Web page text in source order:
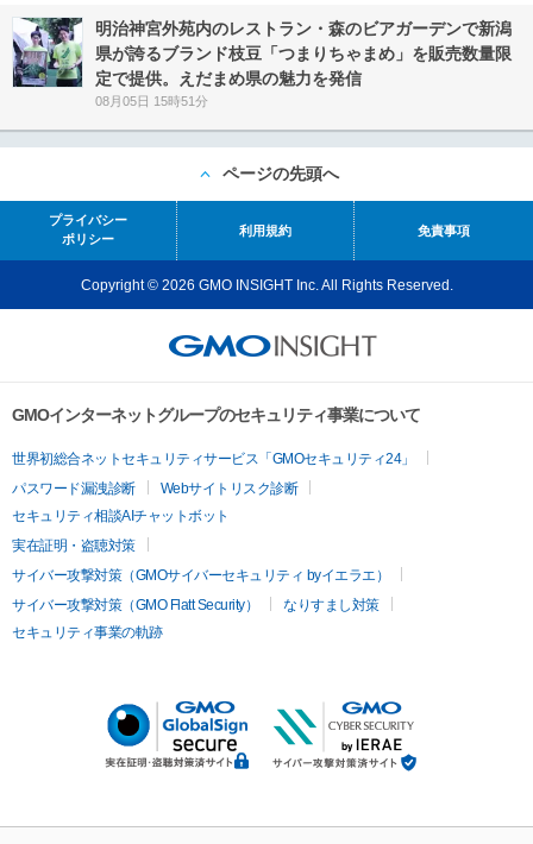
明治神宮外苑内のレストラン・森のビアガーデンで新潟
県が誇るブランド枝豆「つまりちゃまめ」を販売数量限
定で提供。えだまめ県の魅力を発信
08月05日 15時51分
ページの先頭へ
プライバシー
ポリシー
利用規約 免責事項
Copyright © 2026 GMO INSIGHT Inc. All Rights Reserved.
GMOインターネットグループのセキュリティ事業について
世界初総合ネットセキュリティサービス「GMOセキュリティ24」
パスワード漏洩診断
Webサイトリスク診断
セキュリティ相談AIチャットボット
実在証明・盗聴対策
サイバー攻撃対策（GMOサイバーセキュリティ byイエラエ）
サイバー攻撃対策（GMO Flatt Security）
なりすまし対策
セキュリティ事業の軌跡